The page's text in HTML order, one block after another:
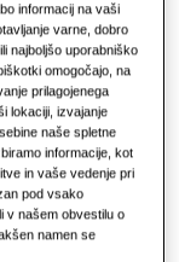
v stik z
v stik z
nami
informacij na vaši
varne, dobro
najboljšo uporabniško
omogočajo, na
prilagojenega
lokaciji, izvajanje
naše spletne
informacije, kot
in vaše vedenje pri
pod vsako
v našem obvestilu o
namen se